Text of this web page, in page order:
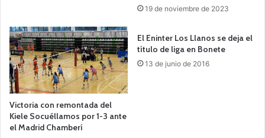
19 de noviembre de 2023
Victoria con remontada del
Kiele Socuéllamos por 1-3 ante
el Madrid Chamberí
El Eninter Los Llanos se deja el
título de liga en Bonete
13 de junio de 2016